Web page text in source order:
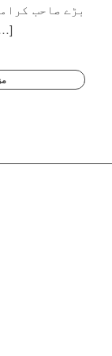
بڑے صاحب
کا ذکر ہر خاص و عام